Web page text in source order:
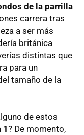
de la parrilla
carrera tras
a ser más
británica
distintas que
para un
tamaño de la
de estos
1? De momento,